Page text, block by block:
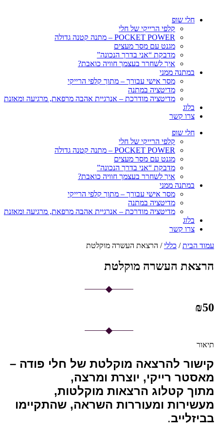
חלי שופ
קלפי הרייקי של חלי
POCKET POWER – מתנה קטנה גדולה
מגנט עם מסר מעצים
מדבקת “אני בדרך הנכונה”
איך לשחרר בעצמך חוויה כואבת?
במתנה ממני
מסר אישי עבורך – מתוך קלפי הרייקי
מדיטציה במתנה
מדיטציה מודרכת – אנרגיית אהבה מרפאת, מרגיעה ומאזנת
בלוג
צרו קשר
חלי שופ
קלפי הרייקי של חלי
POCKET POWER – מתנה קטנה גדולה
מגנט עם מסר מעצים
מדבקת “אני בדרך הנכונה”
איך לשחרר בעצמך חוויה כואבת?
במתנה ממני
מסר אישי עבורך – מתוך קלפי הרייקי
מדיטציה במתנה
מדיטציה מודרכת – אנרגיית אהבה מרפאת, מרגיעה ומאזנת
בלוג
צרו קשר
עמוד הבית/ כללי/ הרצאת העשרה מוקלטת
הרצאת העשרה מוקלטת
₪50
תיאור
קישור להרצאה מוקלטת של חלי פודה –
מאסטר רייקי, יוצרת ומרצה,
מתוך קטלוג הרצאות מוקלטות,
מעשירות ומעוררות השראה, שהתקיימו
בביזלייב.